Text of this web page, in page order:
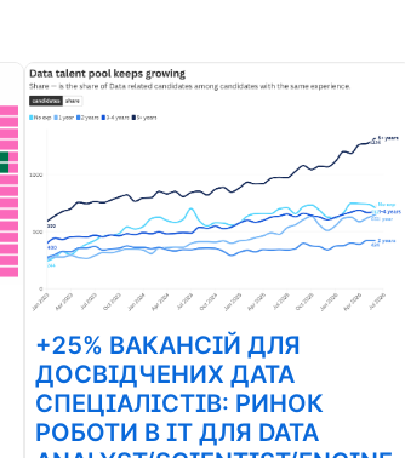
+25% ВАКАНСІЙ ДЛЯ
ДОСВІДЧЕНИХ ДАТА
СПЕЦІАЛІСТІВ: РИНОК
РОБОТИ В ІТ ДЛЯ DATA